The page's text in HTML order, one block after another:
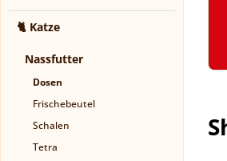
🐈 Katze
Nassfutter
Dosen
Frischebeutel
Schalen
Tetra